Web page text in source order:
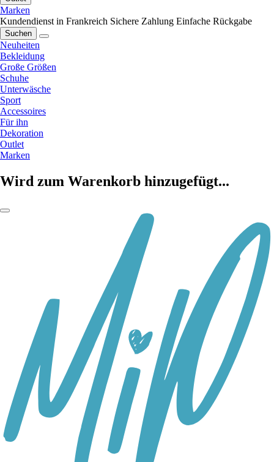
Marken
Kundendienst in Frankreich Sichere Zahlung Einfache Rückgabe
Suchen
Neuheiten
Bekleidung
Große Größen
Schuhe
Unterwäsche
Sport
Accessoires
Für ihn
Dekoration
Outlet
Marken
Wird zum Warenkorb hinzugefügt...